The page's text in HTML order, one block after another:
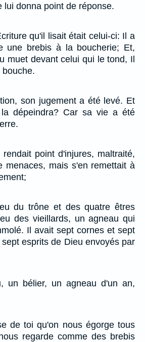
lui donna point de réponse.
qu'il lisait était celui-ci: Il a
une brebis à la boucherie; Et,
muet devant celui qui le tond, Il
bouche.
son jugement a été levé. Et
dépeindra? Car sa vie a été
point d'injures, maltraité,
menaces, mais s'en remettait à
du trône et des quatre êtres
des vieillards, un agneau qui
Il avait sept cornes et sept
esprits de Dieu envoyés par
un bélier, un agneau d'un an,
de toi qu'on nous égorge tous
regarde comme des brebis